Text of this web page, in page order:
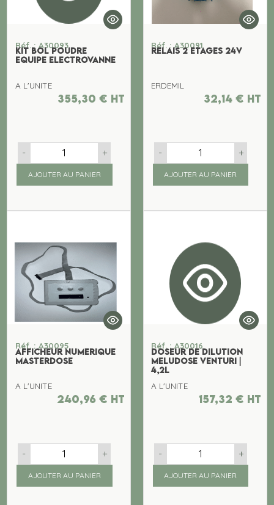
Réf. : A30093
KIT BOL POUDRE
EQUIPE ELECTROVANNE
A L'UNITE
355,30 € ht
- +
AJOUTER AU PANIER
Réf. : A30091
RELAIS 2 ETAGES 24V
ERDEMIL
32,14 € ht
- +
AJOUTER AU PANIER
Réf. : A30095
AFFICHEUR NUMERIQUE
MASTERDOSE
A L'UNITE
240,96 € ht
- +
AJOUTER AU PANIER
Réf. : A30016
DOSEUR DE DILUTION
MELUDOSE VENTURI |
4,2L
A L'UNITE
157,32 € ht
- +
AJOUTER AU PANIER